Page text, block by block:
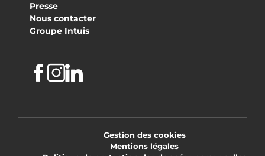
Presse
Nous contacter
Groupe Intuis
Facebook
Instagram
Linkedin
Gestion des cookies
Mentions légales